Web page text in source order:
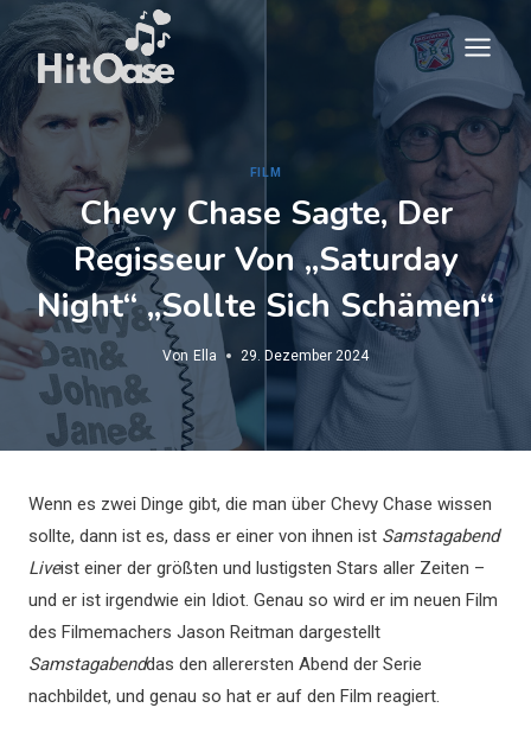
Zum
Inhalt
springen
FILM
Chevy Chase Sagte, Der
Regisseur Von „Saturday
Night“ „sollte Sich Schämen“
Von Ella 29. Dezember 2024
Wenn es zwei Dinge gibt, die man über Chevy Chase wissen
sollte, dann ist es, dass er einer von ihnen ist Samstagabend
Liveist einer der größten und lustigsten Stars aller Zeiten –
und er ist irgendwie ein Idiot. Genau so wird er im neuen Film
des Filmemachers Jason Reitman dargestellt
Samstagabenddas den allerersten Abend der Serie
nachbildet, und genau so hat er auf den Film reagiert.